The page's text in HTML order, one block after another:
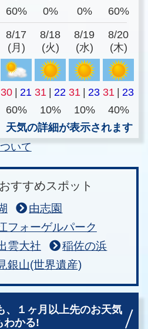
60% 0% 0% 60%
8/17
(月)
8/18
(火)
8/19
(水)
8/20
(木)
30 | 21 31 | 22 31 | 23 31 | 23
60% 10% 10%
40%
天気の詳細が表示されます
いて
すすめスポット
由志園
フォーゲルパーク
雲大社
稲佐の浜
銀山(世界遺産)
１ヶ月以上先のお天気
わかる!